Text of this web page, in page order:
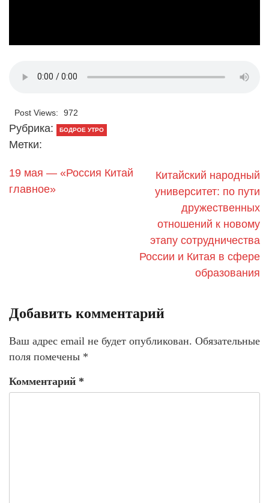
Post Views: 972
Рубрика: БОДРОЕ УТРО
Метки:
19 мая — «Россия Китай
главное»
Китайский народный
университет: по пути
дружественных
отношений к новому
этапу сотрудничества
России и Китая в сфере
образования
Добавить комментарий
Ваш адрес email не будет опубликован. Обязательные
поля помечены *
Комментарий *